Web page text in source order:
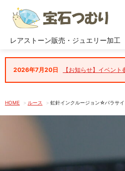
レアストーン販売・ジュエリー加工
2026年7月20日 【お知らせ】イベン
HOME ルース 虹針インクルージョン☆パラサ